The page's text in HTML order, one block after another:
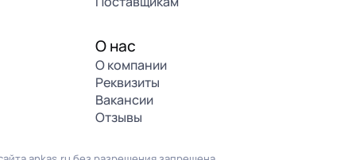
О нас
О компании
Реквизиты
Вакансии
Отзывы